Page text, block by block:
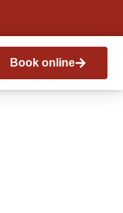
Book online